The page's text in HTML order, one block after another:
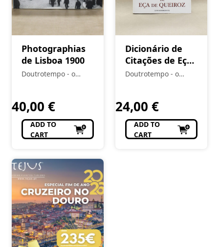
Photographias
de Lisboa 1900
Doutrotempo - o
40,00 €
ADD TO
CART
Dicionário de
Citações de Eça
de Queiroz
Doutrotempo - o
24,00 €
ADD TO
CART